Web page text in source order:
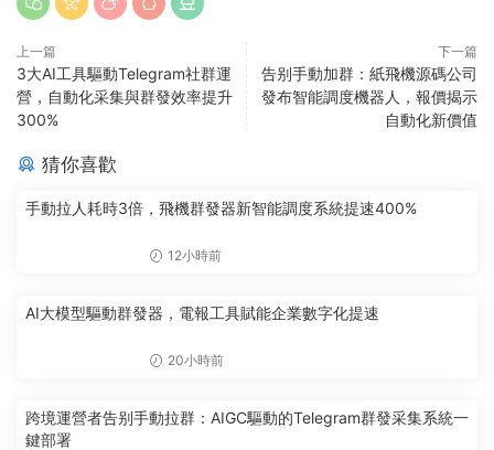
上一篇
3大AI工具驅動Telegram社群運
營，自動化采集與群發效率提升
300%
下一篇
告别手動加群：紙飛機源碼公司
發布智能調度機器人，報價揭示
自動化新價值
猜你喜歡
手動拉人耗時3倍，飛機群發器新智能調度系統提速400%
12小時前
AI大模型驅動群發器，電報工具賦能企業數字化提速
20小時前
跨境運營者告别手動拉群：AIGC驅動的Telegram群發采集系統一
鍵部署